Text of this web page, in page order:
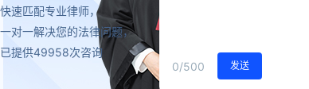
快速匹配专业律师，
一对一解决您的法律问题，
已提供49958次咨询
0/500 发送